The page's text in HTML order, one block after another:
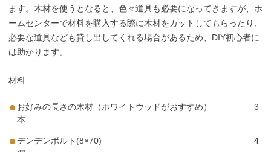
ます。木材を使うとなると、色々道具も必要になってきますが、ホ
ームセンターで材料を購入する際に木材をカットしてもらったり、
必要な道具なども貸し出してくれる場合があるため、DIY初心者に
は助かります。
材料
お好みの長さの木材（ホワイトウッドがおすすめ） 3
本
デンデンボルト(8×70) 4